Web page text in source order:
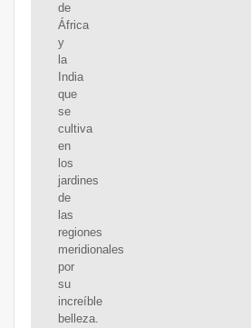
de
África
y
la
India
que
se
cultiva
en
los
jardines
de
las
regiones
meridionales
por
su
increíble
belleza.